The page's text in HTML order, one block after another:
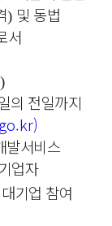
) 및 동법
서
)
의 전일까지
발서비스
업자
기업 참여